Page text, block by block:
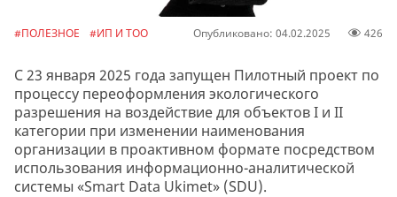
#ПОЛЕЗНОЕ #ИП И ТОО Опубликовано: 04.02.2025 426
С 23 января 2025 года запущен Пилотный проект по
процессу переоформления экологического
разрешения на воздействие для объектов I и II
категории при изменении наименования
организации в проактивном формате посредством
использования информационно-аналитической
системы «Smart Data Ukimet» (SDU).